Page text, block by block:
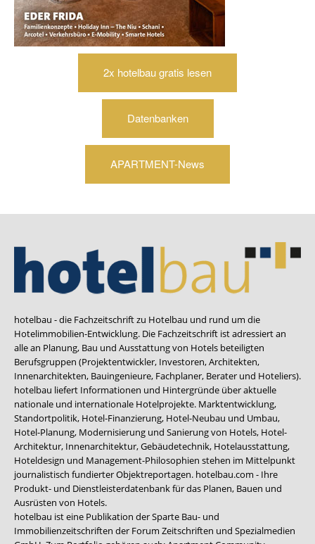
2x hotelbau gratis lesen
Datenbanken
APARTMENT-News
hotelbau - die Fachzeitschrift zu Hotelbau und rund um die
Hotelimmobilien-Entwicklung. Die Fachzeitschrift ist adressiert an
alle an Planung, Bau und Ausstattung von Hotels beteiligten
Berufsgruppen (Projektentwickler, Investoren, Architekten,
Innenarchitekten, Bauingenieure, Fachplaner, Berater und Hoteliers).
hotelbau liefert Informationen und Hintergründe über aktuelle
nationale und internationale Hotelprojekte. Marktentwicklung,
Standortpolitik, Hotel-Finanzierung, Hotel-Neubau und Umbau,
Hotel-Planung, Modernisierung und Sanierung von Hotels, Hotel-
Architektur, Innenarchitektur, Gebäudetechnik, Hotelausstattung,
Hoteldesign und Management-Philosophien stehen im Mittelpunkt
journalistisch fundierter Objektreportagen. hotelbau.com - Ihre
Produkt- und Dienstleisterdatenbank für das Planen, Bauen und
Ausrüsten von Hotels.
hotelbau ist eine Publikation der Sparte Bau- und
Immobilienzeitschriften der Forum Zeitschriften und Spezialmedien